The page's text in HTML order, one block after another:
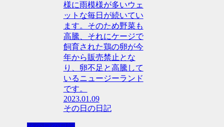
様に雨模様が多いウェ
ットな毎日が続いてい
ます。そのため野菜も
高騰、それにケージで
飼育された鶏の卵が今
年から販売禁止とな
り、卵不足と高騰して
いるニュージーランド
です。
2023.01.09
その日の日記